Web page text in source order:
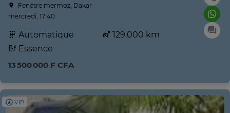
Fenêtre mermoz, Dakar
mercredi, 17:40
Automatique
129,000 km
Essence
13 500 000 F CFA
VIP